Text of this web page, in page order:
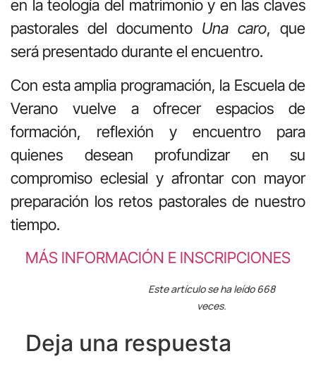
en la teología del matrimonio y en las claves
pastorales del documento Una caro, que
será presentado durante el encuentro.
Con esta amplia programación, la Escuela de
Verano vuelve a ofrecer espacios de
formación, reflexión y encuentro para
quienes desean profundizar en su
compromiso eclesial y afrontar con mayor
preparación los retos pastorales de nuestro
tiempo.
MÁS INFORMACIÓN E INSCRIPCIONES
Este artículo se ha leído 668
veces.
Deja una respuesta